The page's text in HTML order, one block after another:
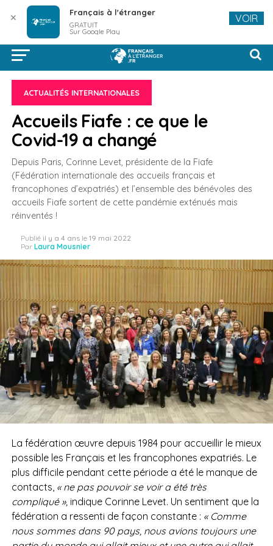
ACTUALITÉS INTERNATIONALES
Accueils Fiafe : ce que le
Covid-19 a changé
Depuis Paris, Corinne Levet, présidente de la Fiafe
(Fédération internationale des accueils français et
francophones d’expatriés) et l’ensemble des bénévoles des
accueils Fiafe sortent de cette pandémie exténués mais
réinventés !
Publié il y a 4 ans le 19 mai 2022
Par Laura Mousnier
La fédération œuvre depuis 1984 pour accueillir le mieux
possible les Français et les francophones expatriés. Le
plus difficile pendant cette période a été le manque de
contacts, « ne pas pouvoir se voir a été très
compliqué », indique Corinne Levet.Un sentiment que la
fédération a ressenti de façon constante : « Comme
nous sommes dans 90 pays, nous avions toujours une
✕ Français à l'étranger
GRATUIT
Sur Google Play
VOIR